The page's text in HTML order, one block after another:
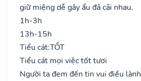
giữ miệng dễ gây ẩu đả cãi nhau.
1h-3h
13h-15h
Tiểu cát:TỐT
Tiểu cát mọi việc tốt tươi
Người ta đem đến tin vui điều lành